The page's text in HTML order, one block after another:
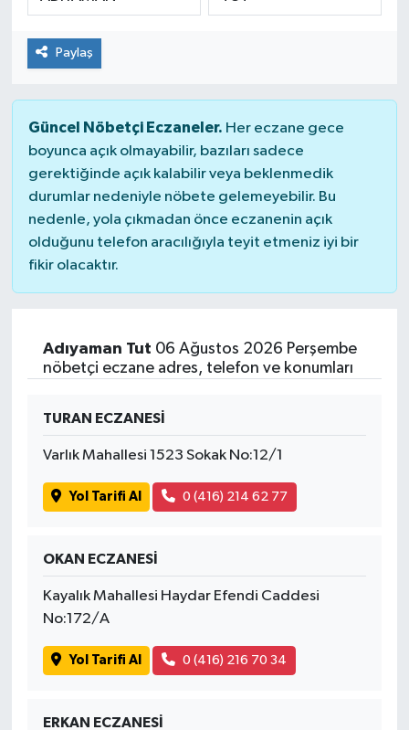
Paylaş
Güncel Nöbetçi Eczaneler. Her eczane gece
boyunca açık olmayabilir, bazıları sadece
gerektiğinde açık kalabilir veya beklenmedik
durumlar nedeniyle nöbete gelemeyebilir. Bu
nedenle, yola çıkmadan önce eczanenin açık
olduğunu telefon aracılığıyla teyit etmeniz iyi bir
fikir olacaktır.
Adıyaman Tut 06 Ağustos 2026 Perşembe
nöbetçi eczane adres, telefon ve konumları
TURAN ECZANESİ
Varlık Mahallesi 1523 Sokak No:12/1
Yol Tarifi Al 0 (416) 214 62 77
OKAN ECZANESİ
Kayalık Mahallesi Haydar Efendi Caddesi
No:172/A
Yol Tarifi Al 0 (416) 216 70 34
ERKAN ECZANESİ